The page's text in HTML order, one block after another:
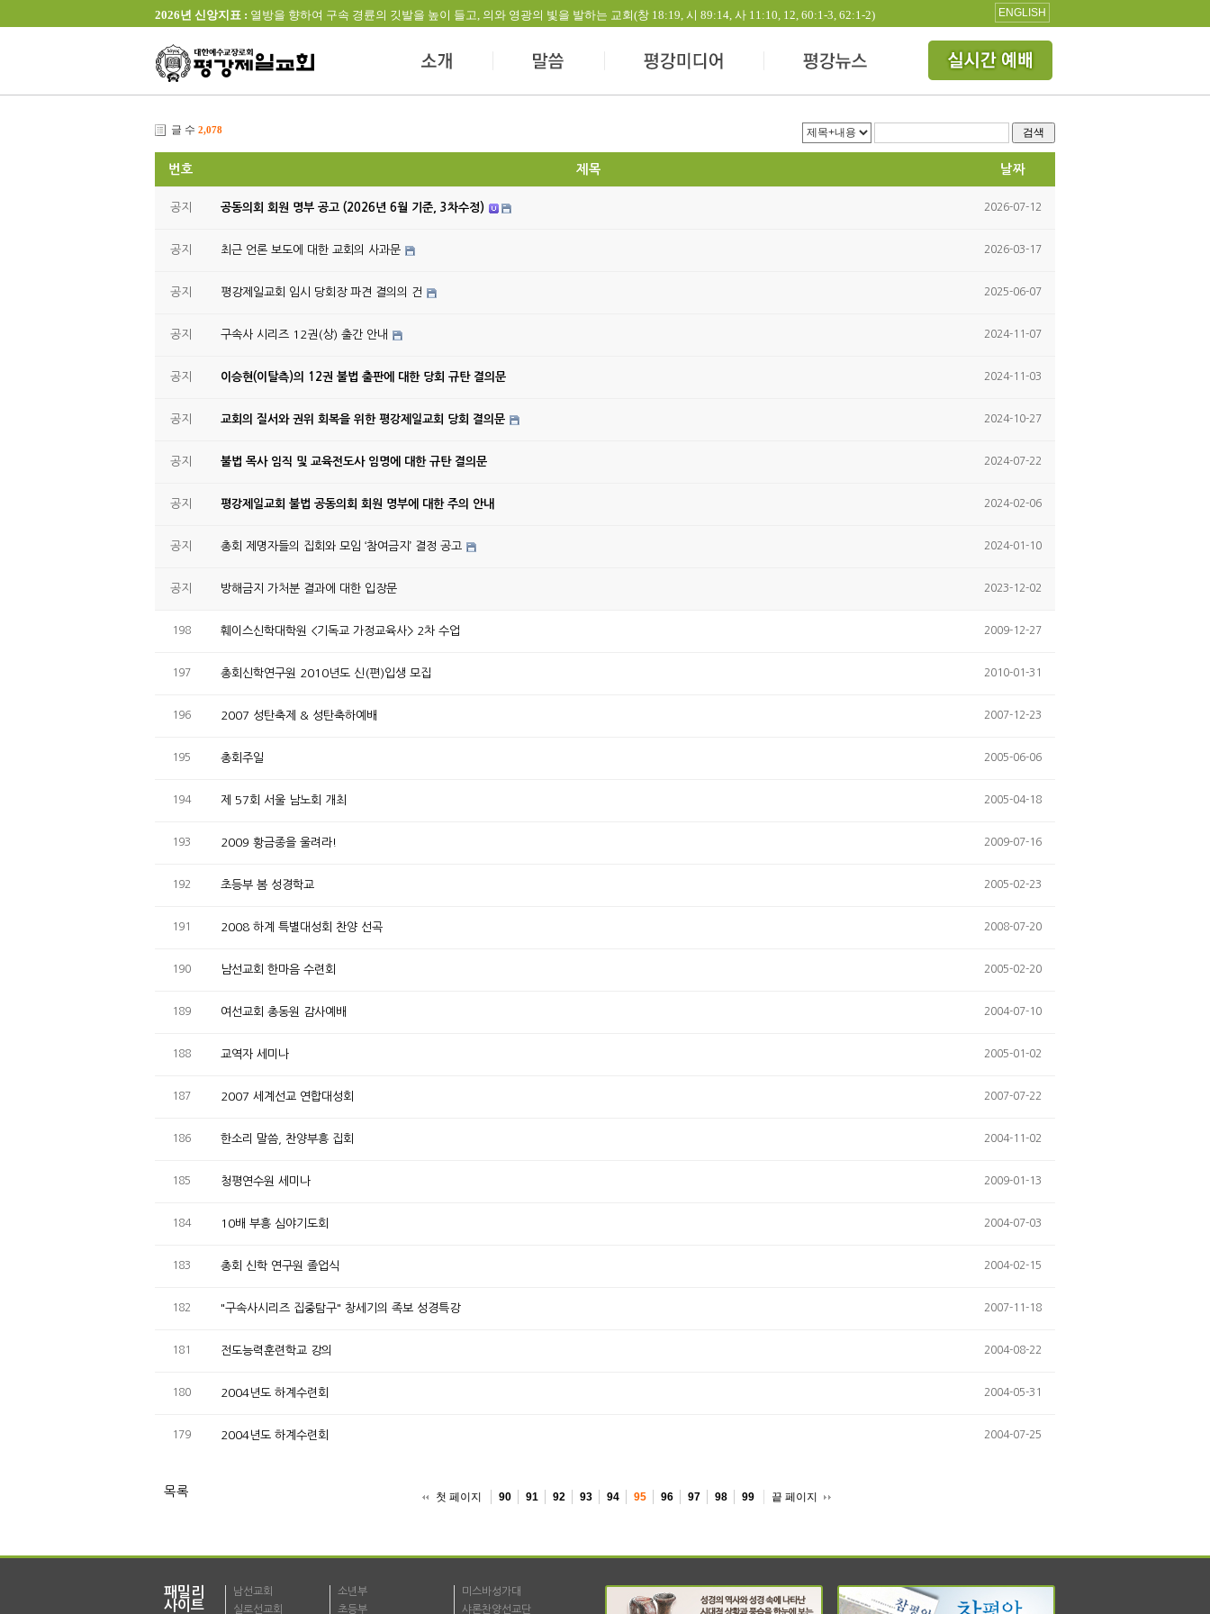
2026년 신앙지표 : 열방을 향하여 구속 경륜의 깃발을 높이 들고, 의와 영광의 빛을 발하는 교회(창 18:19, 시 89:14, 사 11:10, 12, 60:1-3, 62:1-2) ENGLISH
글 수 2,078 검색
번호 제목 날짜
공지 공동의회 회원 명부 공고 (2026년 6월 기준, 3차수정) 2026-07-12
공지 최근 언론 보도에 대한 교회의 사과문 2026-03-17
공지 평강제일교회 임시 당회장 파견 결의의 건 2025-06-07
공지 구속사 시리즈 12권(상) 출간 안내 2024-11-07
공지 이승현(이탈측)의 12권 불법 출판에 대한 당회 규탄 결의문 2024-11-03
공지 교회의 질서와 권위 회복을 위한 평강제일교회 당회 결의문 2024-10-27
공지 불법 목사 임직 및 교육전도사 임명에 대한 규탄 결의문 2024-07-22
공지 평강제일교회 불법 공동의회 회원 명부에 대한 주의 안내 2024-02-06
공지 총회 제명자들의 집회와 모임 ‘참여금지’ 결정 공고 2024-01-10
공지 방해금지 가처분 결과에 대한 입장문 2023-12-02
198 훼이스신학대학원 <기독교 가정교육사> 2차 수업 2009-12-27
197 총회신학연구원 2010년도 신(편)입생 모집 2010-01-31
196 2007 성탄축제 & 성탄축하예배 2007-12-23
195 총회주일 2005-06-06
194 제 57회 서울 남노회 개최 2005-04-18
193 2009 황금종을 울려라! 2009-07-16
192 초등부 봄 성경학교 2005-02-23
191 2008 하계 특별대성회 찬양 선곡 2008-07-20
190 남선교회 한마음 수련회 2005-02-20
189 여선교회 총동원 감사예배 2004-07-10
188 교역자 세미나 2005-01-02
187 2007 세계선교 연합대성회 2007-07-22
186 한소리 말씀, 찬양부흥 집회 2004-11-02
185 청평연수원 세미나 2009-01-13
184 10배 부흥 심야기도회 2004-07-03
183 총회 신학 연구원 졸업식 2004-02-15
182 "구속사시리즈 집중탐구" 창세기의 족보 성경특강 2007-11-18
181 전도능력훈련학교 강의 2004-08-22
180 2004년도 하계수련회 2004-05-31
179 2004년도 하계수련회 2004-07-25
목록 첫 페이지 90 91 92 93 94 95 96 97 98 99 끝 페이지
패밀리
사이트
남선교회
실로선교회
소년부
초등부
미스바성가대
샤론찬양선교단